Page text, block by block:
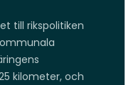
till rikspolitiken
kilometer, och